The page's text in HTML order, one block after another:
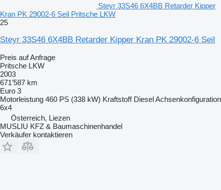
Steyr 33S46 6X4BB Retarder Kipper
Kran PK 29002-6 Seil Pritsche LKW
25
Steyr 33S46 6X4BB Retarder Kipper Kran PK 29002-6 Seil
Preis auf Anfrage
Pritsche LKW
2003
671’587 km
Euro 3
Motorleistung 460 PS (338 kW) Kraftstoff DieselAchsenkonfiguration
6x4
Österreich, Liezen
MUSLIU KFZ & Baumaschinenhandel
Verkäufer kontaktieren